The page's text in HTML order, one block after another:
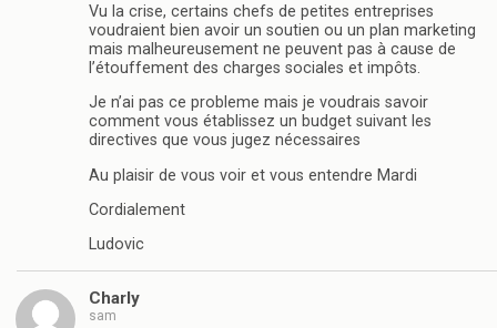
Vu la crise, certains chefs de petites entreprises
voudraient bien avoir un soutien ou un plan marketing
mais malheureusement ne peuvent pas à cause de
l’étouffement des charges sociales et impôts.
Je n’ai pas ce probleme mais je voudrais savoir
comment vous établissez un budget suivant les
directives que vous jugez nécessaires
Au plaisir de vous voir et vous entendre Mardi
Cordialement
Ludovic
Charly
sam